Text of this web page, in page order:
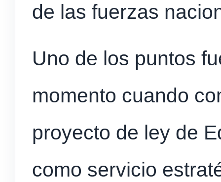
de las fuerzas
Uno de los puntos
momento cuando
proyecto de ley de
como servicio